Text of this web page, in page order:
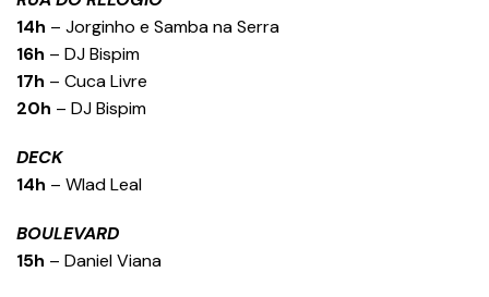
14h – Jorginho e Samba na Serra
16h – DJ Bispim
17h – Cuca Livre
20h – DJ Bispim
DECK
14h – Wlad Leal
BOULEVARD
15h – Daniel Viana